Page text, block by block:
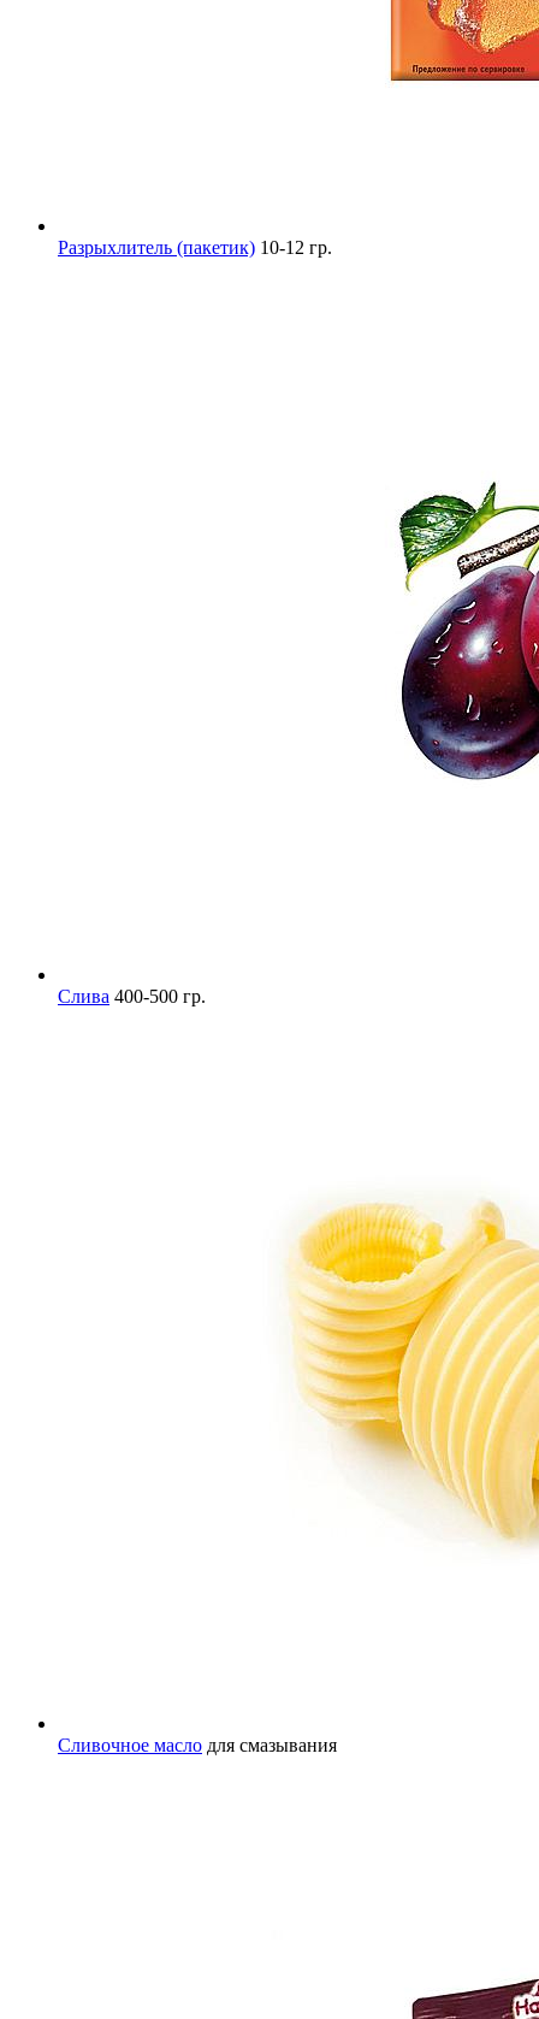
Разрыхлитель (пакетик) 10-12 гр.
Слива 400-500 гр.
Сливочное масло для смазывания